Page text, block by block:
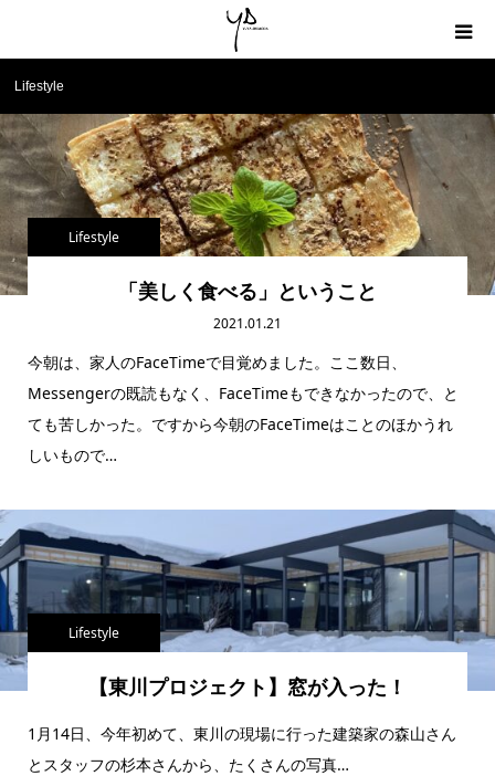
Lifestyle
Lifestyle
「美しく食べる」ということ
2021.01.21
今朝は、家人のFaceTimeで目覚めました。ここ数日、
Messengerの既読もなく、FaceTimeもできなかったので、と
ても苦しかった。ですから今朝のFaceTimeはことのほかうれ
しいもので…
Lifestyle
【東川プロジェクト】窓が入った！
1月14日、今年初めて、東川の現場に行った建築家の森山さん
とスタッフの杉本さんから、たくさんの写真…
About
Profile